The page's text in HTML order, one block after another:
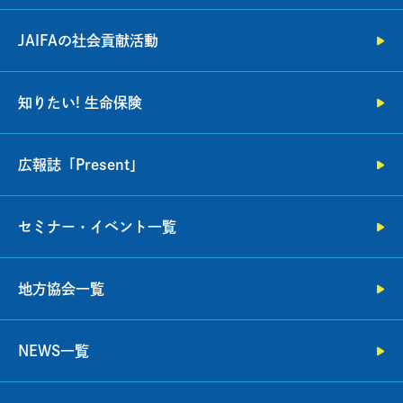
JAIFAの社会貢献活動
知りたい! 生命保険
広報誌「Present」
セミナー・イベント一覧
地方協会一覧
NEWS一覧